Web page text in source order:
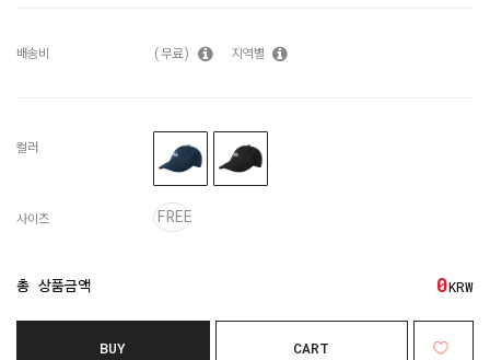
배송비 (무료) 지역별
컬러
사이즈 FREE
총 상품금액 0KRW
BUY CART